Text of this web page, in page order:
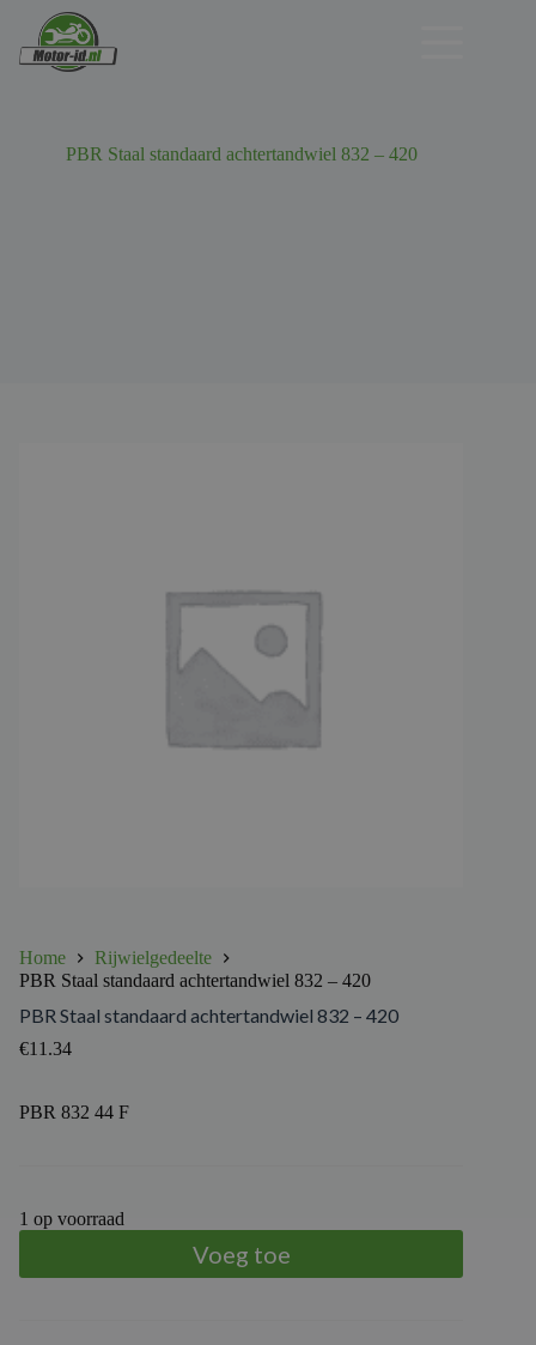
PBR Staal standaard achtertandwiel 832 – 420
Home
Rijwielgedeelte
PBR Staal standaard achtertandwiel 832 – 420
PBR Staal standaard achtertandwiel 832 – 420
€11.34
PBR 832 44 F
1 op voorraad
Voeg toe